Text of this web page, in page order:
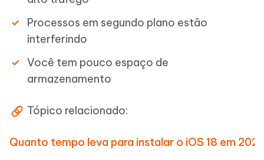
Processos em segundo plano estão
interferindo
Você tem pouco espaço de
armazenamento
Tópico relacionado:
Quanto tempo leva para instalar o iOS 18 em